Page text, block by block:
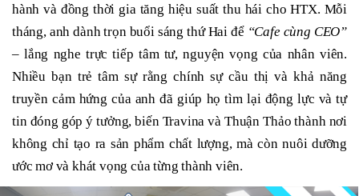
hành và đồng thời gia tăng hiệu suất thu hái cho HTX. Mỗi
tháng, anh dành trọn buổi sáng thứ Hai để “Cafe cùng CEO”
– lắng nghe trực tiếp tâm tư, nguyện vọng của nhân viên.
Nhiều bạn trẻ tâm sự rằng chính sự cầu thị và khả năng
truyền cảm hứng của anh đã giúp họ tìm lại động lực và tự
tin đóng góp ý tưởng, biến Travina và Thuận Thảo thành nơi
không chỉ tạo ra sản phẩm chất lượng, mà còn nuôi dưỡng
ước mơ và khát vọng của từng thành viên.